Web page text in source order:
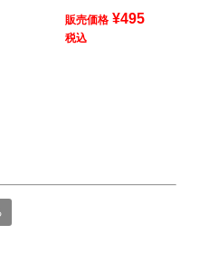
販売価格 ¥495
税込